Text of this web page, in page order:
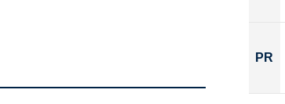
PR